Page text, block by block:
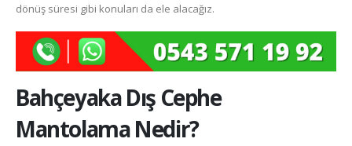
dönüş süresi gibi konuları da ele alacağız.
BahçeyakaDış Cephe
Mantolama Nedir?